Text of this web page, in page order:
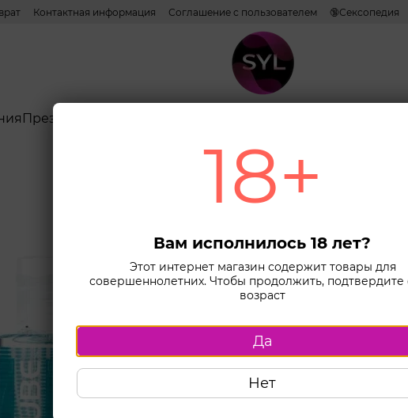
Контактная информация Соглашение с пользователем 🔞Сексопедия
Презервативы
18+
Вам исполнилось 18 лет?
Этот интернет магазин содержит товары для
совершеннолетних. Чтобы продолжить, подтвердите
возраст
Да
Нет